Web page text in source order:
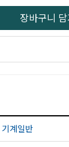
장바구니 담
기계일반